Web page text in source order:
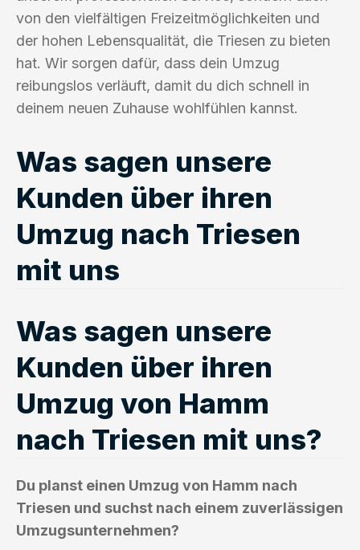
von den vielfältigen Freizeitmöglichkeiten und
der hohen Lebensqualität, die Triesen zu bieten
hat. Wir sorgen dafür, dass dein Umzug
reibungslos verläuft, damit du dich schnell in
deinem neuen Zuhause wohlfühlen kannst.
Was sagen unsere
Kunden über ihren
Umzug nach Triesen
mit uns
Was sagen unsere
Kunden über ihren
Umzug von Hamm
nach Triesen mit uns?
Du planst einen Umzug von Hamm nach
Triesen und suchst nach einem zuverlässigen
Umzugsunternehmen?